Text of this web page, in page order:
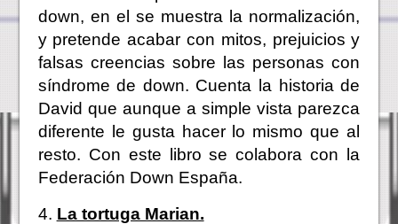
down, en el se muestra la normalización,
y pretende acabar con mitos, prejuicios y
falsas creencias sobre las personas con
síndrome de down. Cuenta la historia de
David que aunque a simple vista parezca
diferente le gusta hacer lo mismo que al
resto. Con este libro se colabora con la
Federación Down España.
4. La tortuga Marian.